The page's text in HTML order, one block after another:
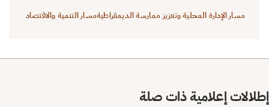
مسار الإدارة المحلية وتعزيز ممارسة الديمقراطيةمسار التنمية والاقتصاد
إطلالات إعلامية ذات صلة